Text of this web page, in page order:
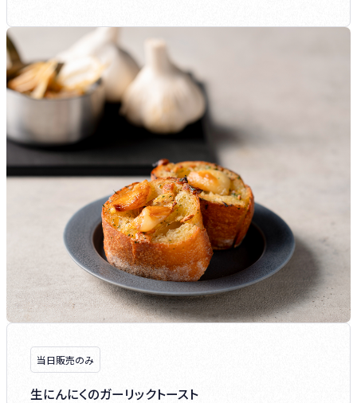
当日販売のみ
生にんにくのガーリックトースト